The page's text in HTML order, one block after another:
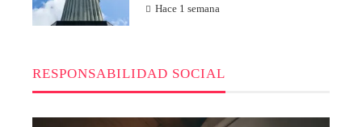
Hace 1 semana
RESPONSABILIDAD SOCIAL